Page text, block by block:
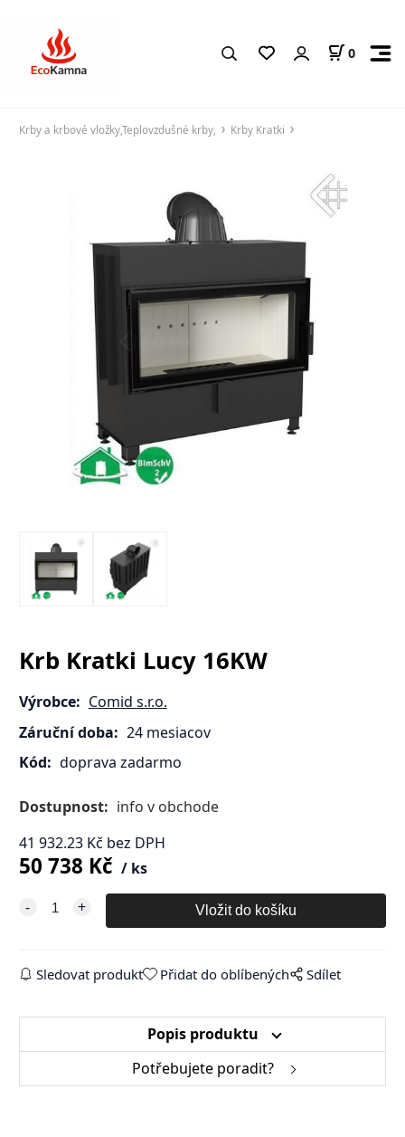
0
Krby a krbové vložky,Teplovzdušné krby, Krby Kratki
Krb Kratki Lucy 16KW
Výrobce: Comid s.r.o.
Záruční doba: 24 mesiacov
Kód: doprava zadarmo
Dostupnost: info v obchode
41 932.23Kč bez DPH
50 738 Kč ks
Sledovat produkt Přidat do oblíbených Sdílet
Popis produktu
Potřebujete poradit?